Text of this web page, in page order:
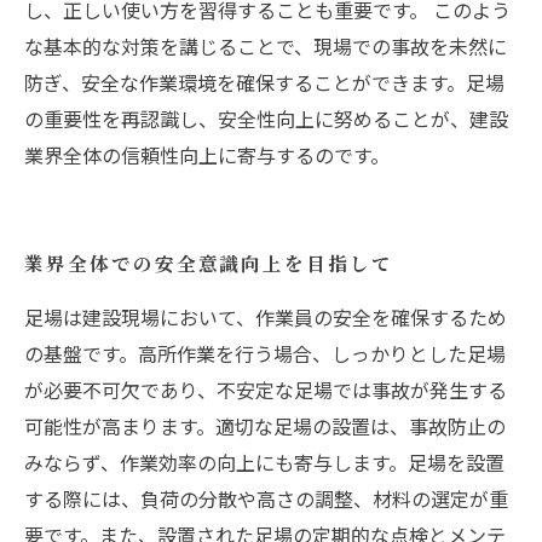
し、正しい使い方を習得することも重要です。 このよう
な基本的な対策を講じることで、現場での事故を未然に
防ぎ、安全な作業環境を確保することができます。足場
の重要性を再認識し、安全性向上に努めることが、建設
業界全体の信頼性向上に寄与するのです。
業界全体での安全意識向上を目指して
足場は建設現場において、作業員の安全を確保するため
の基盤です。高所作業を行う場合、しっかりとした足場
が必要不可欠であり、不安定な足場では事故が発生する
可能性が高まります。適切な足場の設置は、事故防止の
みならず、作業効率の向上にも寄与します。足場を設置
する際には、負荷の分散や高さの調整、材料の選定が重
要です。また、設置された足場の定期的な点検とメンテ